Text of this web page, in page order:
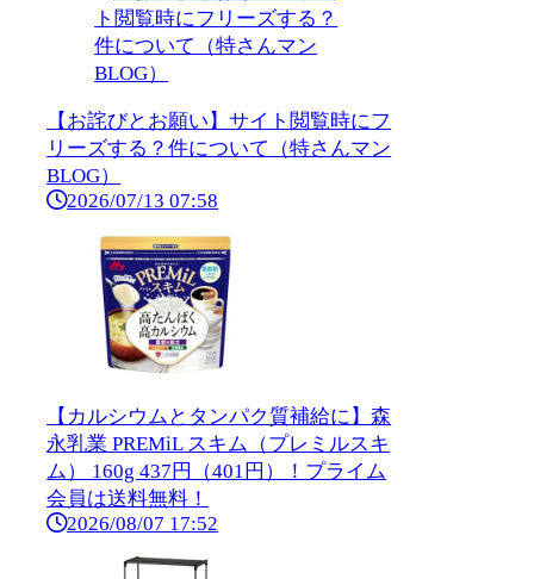
【お詫びとお願い】サイト閲覧時にフ
リーズする？件について（特さんマン
BLOG）
2026/07/13 07:58
【カルシウムとタンパク質補給に】森
永乳業 PREMiL スキム（プレミルスキ
ム） 160g 437円（401円）！プライム
会員は送料無料！
2026/08/07 17:52